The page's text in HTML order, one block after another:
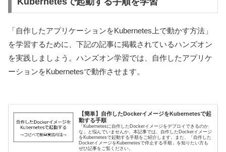
「自作したアプリケーションをKubernetes上で動かす方法」
を学習するために、下記の記事に掲載されているハンズオン
を実践しましょう。ハンズオン学習では、自作したアプリケ
ーションをKubernetesで動作させます。
【簡単】自作したDockerイメージをKubernetesで起
動する手順
「Kubernetesに自作したDockerイメージをデプロイできるのか
な」と悩んでいませんか。本記事では、自作したDockerイメージ
をKubernetesで起動する手順をご紹介します。また、「自作した
DockerイメージをKubernetesで停止する手順」を知りたい方も
ぜひ記事をご覧ください。